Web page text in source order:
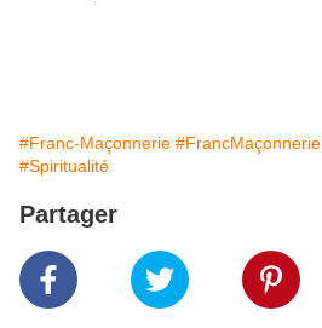
#Franc-Maçonnerie #FrancMaçonnerie
#Spiritualité
Partager